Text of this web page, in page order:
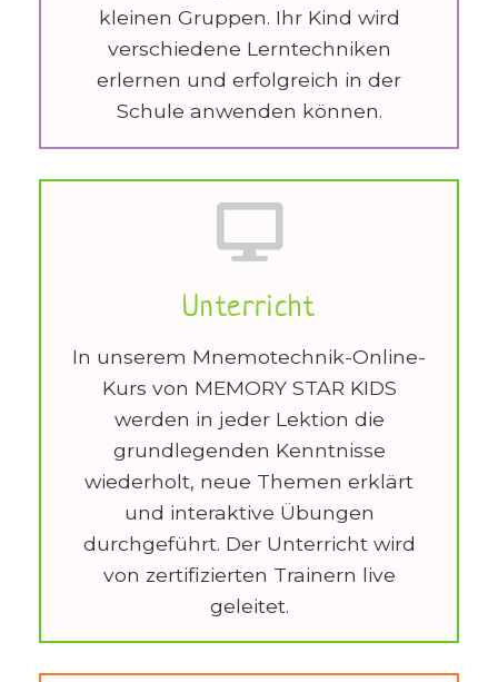
kleinen Gruppen. Ihr Kind wird
verschiedene Lerntechniken
erlernen und erfolgreich in der
Schule anwenden können.
Unterricht
In unserem Mnemotechnik-Online-
Kurs von MEMORY STAR KIDS
werden in jeder Lektion die
grundlegenden Kenntnisse
wiederholt, neue Themen erklärt
und interaktive Übungen
durchgeführt. Der Unterricht wird
von zertifizierten Trainern live
geleitet.